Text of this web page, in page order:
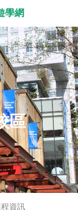
區
資訊
學網